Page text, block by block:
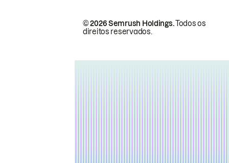
© 2026 Semrush Holdings.Todos os
direitos reservados.